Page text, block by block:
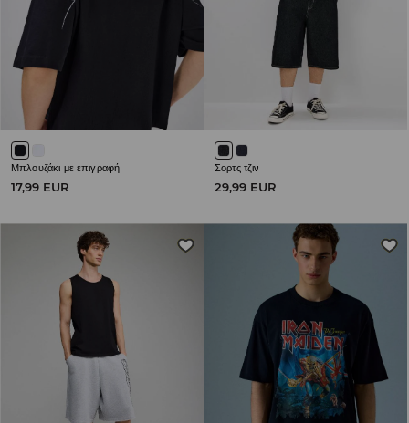
Μπλουζάκι με επιγραφή
17,99 EUR
Σορτς τζιν
29,99 EUR